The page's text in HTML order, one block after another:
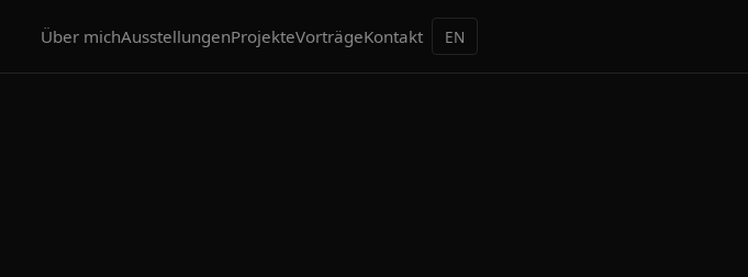
Über michAusstellungenProjekteVorträgeKontakt EN